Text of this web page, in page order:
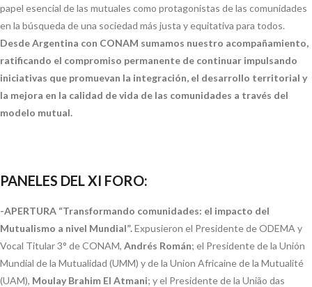
papel esencial de las mutuales como protagonistas de las comunidades
en la búsqueda de una sociedad más justa y equitativa para todos.
Desde Argentina con CONAM sumamos nuestro acompañamiento,
ratificando el compromiso permanente de continuar impulsando
iniciativas que promuevan la integración, el desarrollo territorial y
la mejora en la calidad de vida de las comunidades a través del
modelo mutual.
PANELES DEL XI FORO:
-APERTURA “Transformando comunidades: el impacto del
Mutualismo a nivel Mundial”.Expusieron el Presidente de ODEMA y
Vocal Titular 3° de CONAM, Andrés Román; el Presidente de la Unión
Mundial de la Mutualidad (UMM) y de la Union Africaine de la Mutualité
(UAM), Moulay Brahim El Atmani; y el Presidente de la União das